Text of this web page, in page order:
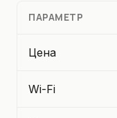
ПАРАМЕТР
Цена
Wi-Fi